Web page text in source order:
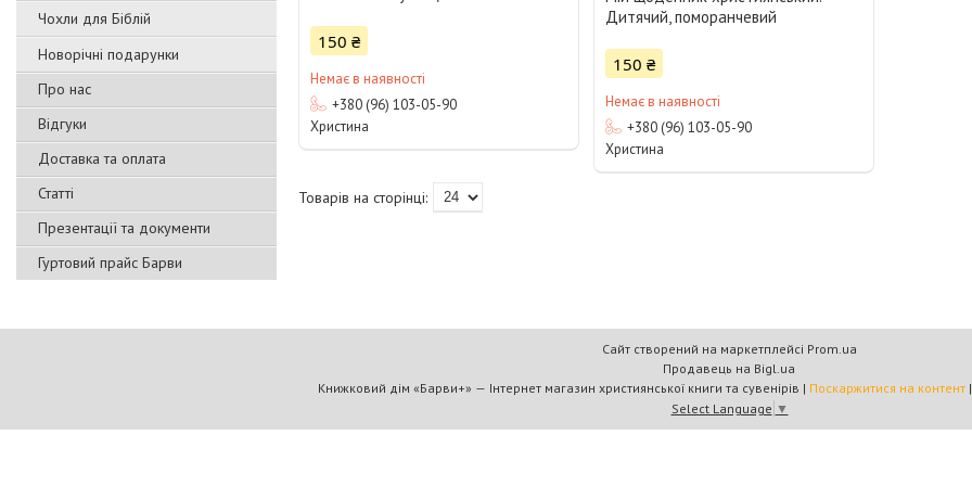
Чохли для Біблій
Новорічні подарунки
Про нас
Відгуки
Доставка та оплата
Статті
Презентації та документи
Гуртовий прайс Барви
150 ₴
Немає в наявності
+380 (96) 103-05-90
Христина
Дитячий, поморанчевий
150 ₴
Немає в наявності
+380 (96) 103-05-90
Христина
Сайт створений на маркетплейсі Prom.ua
Продавець на Bigl.ua
Книжковий дім «Барви+» — Інтернет магазин християнської книги та сувенірів | Поскаржитися на контент |
Select Language ▼